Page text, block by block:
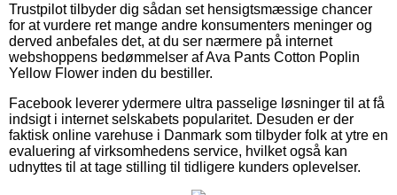
Trustpilot tilbyder dig sådan set hensigtsmæssige chancer
for at vurdere ret mange andre konsumenters meninger og
derved anbefales det, at du ser nærmere på internet
webshoppens bedømmelser af Ava Pants Cotton Poplin
Yellow Flower inden du bestiller.
Facebook leverer ydermere ultra passelige løsninger til at få
indsigt i internet selskabets popularitet. Desuden er der
faktisk online varehuse i Danmark som tilbyder folk at ytre en
evaluering af virksomhedens service, hvilket også kan
udnyttes til at tage stilling til tidligere kunders oplevelser.